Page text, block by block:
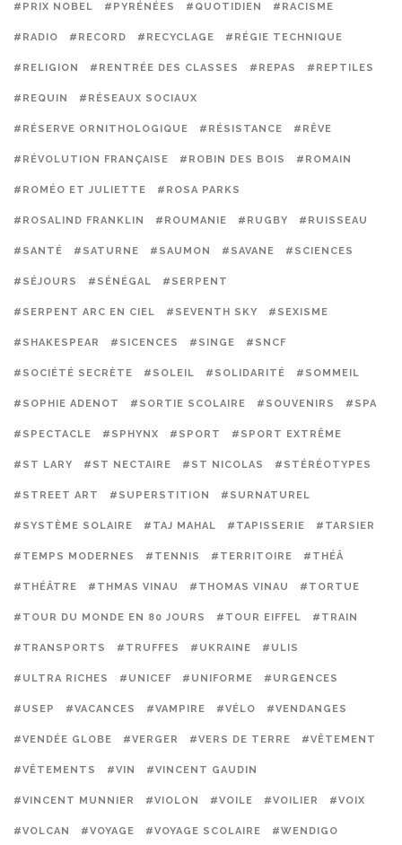
#PRIX NOBEL #PYRÉNÉES #QUOTIDIEN #RACISME
#RADIO #RECORD #RECYCLAGE #RÉGIE TECHNIQUE
#RELIGION #RENTRÉE DES CLASSES #REPAS #REPTILES
#REQUIN #RÉSEAUX SOCIAUX
#RÉSERVE ORNITHOLOGIQUE #RÉSISTANCE #RÊVE
#RÉVOLUTION FRANÇAISE #ROBIN DES BOIS #ROMAIN
#ROMÉO ET JULIETTE #ROSA PARKS
#ROSALIND FRANKLIN #ROUMANIE #RUGBY #RUISSEAU
#SANTÉ #SATURNE #SAUMON #SAVANE #SCIENCES
#SÉJOURS #SÉNÉGAL #SERPENT
#SERPENT ARC EN CIEL #SEVENTH SKY #SEXISME
#SHAKESPEAR #SICENCES #SINGE #SNCF
#SOCIÉTÉ SECRÈTE #SOLEIL #SOLIDARITÉ #SOMMEIL
#SOPHIE ADENOT #SORTIE SCOLAIRE #SOUVENIRS #SPA
#SPECTACLE #SPHYNX #SPORT #SPORT EXTRÊME
#ST LARY #ST NECTAIRE #ST NICOLAS #STÉRÉOTYPES
#STREET ART #SUPERSTITION #SURNATUREL
#SYSTÈME SOLAIRE #TAJ MAHAL #TAPISSERIE #TARSIER
#TEMPS MODERNES #TENNIS #TERRITOIRE #THÉÂ
#THÉÂTRE #THMAS VINAU #THOMAS VINAU #TORTUE
#TOUR DU MONDE EN 80 JOURS #TOUR EIFFEL #TRAIN
#TRANSPORTS #TRUFFES #UKRAINE #ULIS
#ULTRA RICHES #UNICEF #UNIFORME #URGENCES
#USEP #VACANCES #VAMPIRE #VÉLO #VENDANGES
#VENDÉE GLOBE #VERGER #VERS DE TERRE #VÊTEMENT
#VÊTEMENTS #VIN #VINCENT GAUDIN
#VINCENT MUNNIER #VIOLON #VOILE #VOILIER #VOIX
#VOLCAN #VOYAGE #VOYAGE SCOLAIRE #WENDIGO